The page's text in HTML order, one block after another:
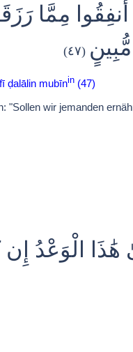
مِمَّا
(٤٧)
ḍalālin mubīnin (47)
"Sollen wir jemanden
هَٰذَا الْوَعْدُ